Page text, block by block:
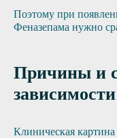
Поэтому при
Феназепама нужно
Причины и
Клиническая картина